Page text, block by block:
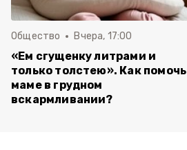
Общество Вчера, 17:00
«Ем сгущенку литрами и
только толстею». Как помочь
маме в грудном
вскармливании?